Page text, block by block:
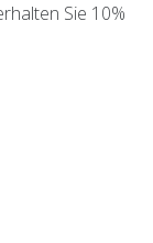
Sie 10%